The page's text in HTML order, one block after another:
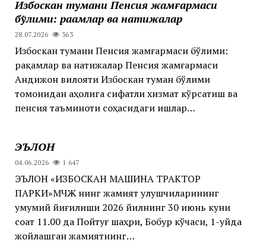
Избоскан тумани Пенсия жамғармаси
бўлими: рақамлар ва натижалар
28.07.2026 363
Избоскан тумани Пенсия жамғармаси бўлими:
рақамлар ва натижалар Пенсия жамғармаси
Андижон вилояти Избоскан туман бўлими
томонидан аҳолига сифатли хизмат кўрсатиш ва
пенсия таъминоти соҳасидаги ишлар…
ЭЪЛОН
04.06.2026 1 647
ЭЪЛОН «ИЗБОСКАН МАШИНА ТРАКТОР
ПАРКИ»МЧЖ нинг жамият улушчиларининг
умумий йиғилиши 2026 йилнинг 30 июнь куни
соат 11.00 да Пойтуғ шаҳри, Бобур кўчаси, 1-уйда
жойлашган жамиятнинг…